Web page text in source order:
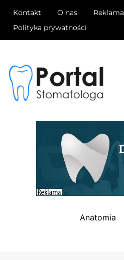
Kontakt O nas
Reklama
Polityka prywatności
Anatomia